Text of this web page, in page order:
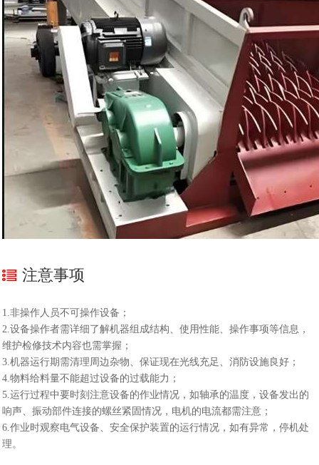
注意事项
1.非操作人员不可操作设备；
2.设备操作者需详细了解机器组成结构、使用性能、操作事项等信息，
维护检修技术内容也需掌握；
3.机器运行期需清理周边杂物、保证现在光线充足、消防设施良好；
4.物料给料量不能超过设备的过载能力；
5.运行过程中要时刻注意设备的作业情况，如轴承的温度，设备发出的
响声、振动部件连接的螺丝紧固情况，电机的电流都需注意；
6.作业时观察电气设备、安全保护装置的运行情况，如有异常，停机处
理。